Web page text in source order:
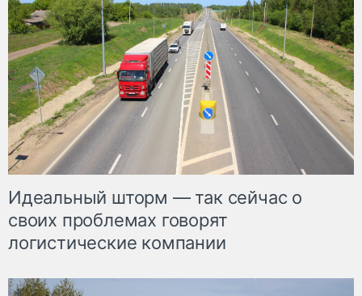
Идеальный шторм — так сейчас о
своих проблемах говорят
логистические компании